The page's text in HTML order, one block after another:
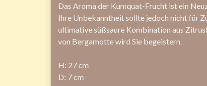
Das Aroma der Kumquat-Frucht ist ein
Ihre Unbekanntheit sollte jedoch nicht für
ultimative süßsaure Kombination aus
von Bergamotte wird Sie begeistern.
H: 27 cm
D: 7 cm